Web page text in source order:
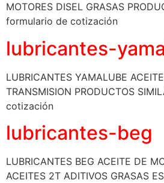
MOTORES DISEL GRASAS
formulario de cotización
lubricantes-
LUBRICANTES YAMALUBE
TRANSMISION PRODUCTOS
cotización
lubricantes-beg
LUBRICANTES BEG ACEITE DE
ACEITES 2T ADITIVOS GRASAS